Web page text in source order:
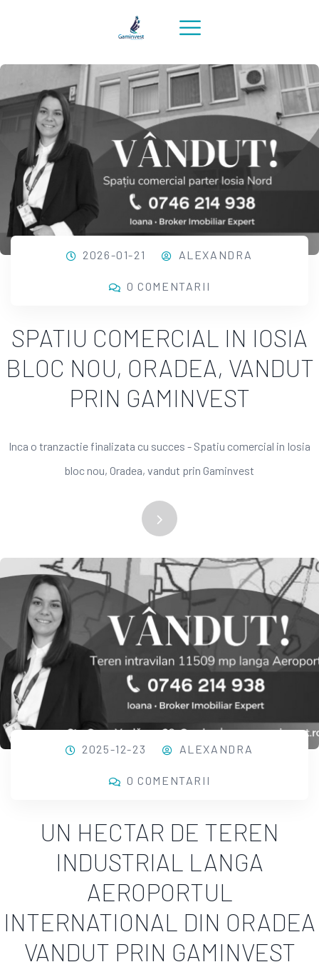
2026-01-21 ALEXANDRA
0 COMENTARII
SPATIU COMERCIAL IN IOSIA
BLOC NOU, ORADEA, VANDUT
PRIN GAMINVEST
Inca o tranzactie finalizata cu succes - Spatiu comercial in Iosia
bloc nou, Oradea, vandut prin Gaminvest
2025-12-23 ALEXANDRA
0 COMENTARII
UN HECTAR DE TEREN
INDUSTRIAL LANGA
AEROPORTUL
INTERNATIONAL DIN ORADEA
VANDUT PRIN GAMINVEST